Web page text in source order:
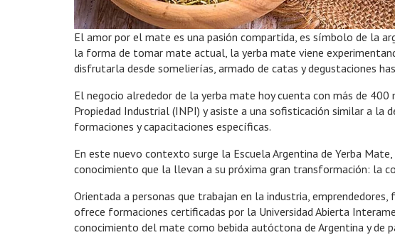
El amor por el mate es una pasión compartida, es símbolo de la
la forma de tomar mate actual, la yerba mate viene
disfrutarla desde somelierías, armado de catas y degustaciones
El negocio alrededor de la yerba mate hoy cuenta con más de
Propiedad Industrial (INPI) y asiste a una sofisticación similar a la
formaciones y capacitaciones específicas.
En este nuevo contexto surge la Escuela Argentina de Yerba
conocimiento que la llevan a su próxima gran transformación: la
Orientada a personas que trabajan en la industria,
ofrece formaciones certificadas por la Universidad Abierta
conocimiento del mate como bebida autóctona de Argentina y de